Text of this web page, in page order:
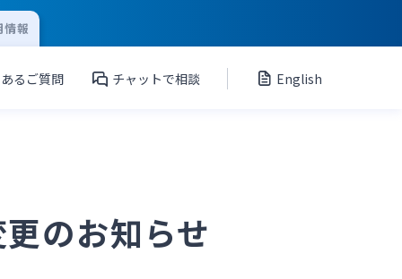
情報
るご質問 チャットで相談 English
のお知らせ